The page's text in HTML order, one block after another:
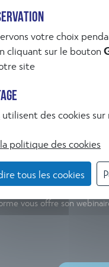
vous
vous offre son
votre choix
cliquant sur le bouton
site
utilisent des cookies
politique des cookies
tous les cookies